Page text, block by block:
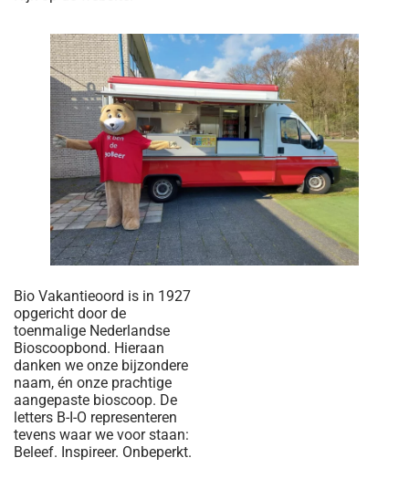
Bio Vakantieoord is in 1927
opgericht door de
toenmalige Nederlandse
Bioscoopbond. Hieraan
danken we onze bijzondere
naam, én onze prachtige
aangepaste bioscoop. De
letters B-I-O representeren
tevens waar we voor staan:
Beleef. Inspireer. Onbeperkt.